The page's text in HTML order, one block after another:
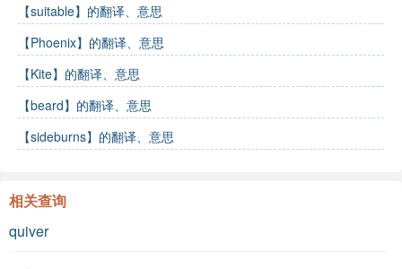
【suitable】的翻译、意思
【Phoenix】的翻译、意思
【Kite】的翻译、意思
【beard】的翻译、意思
【sideburns】的翻译、意思
相关查询
quiver